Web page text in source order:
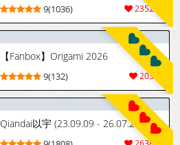
23523
9(1036)
【Fanbox】Origami 2026
2035
9(132)
Qiandai以宇 (23.09.09 - 26.07.29)